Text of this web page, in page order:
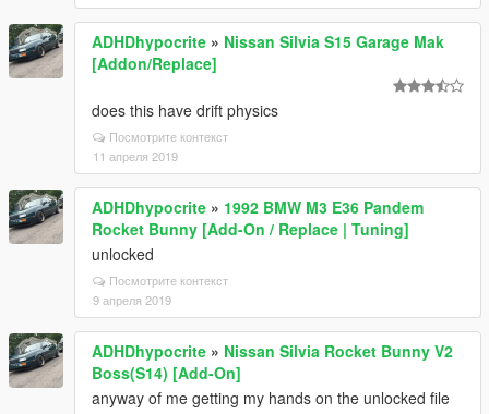
ADHDhypocrite » Nissan Silvia S15 Garage Mak
[Addon/Replace]
does this have drift physics
Посмотрите контекст
11 апреля 2019
ADHDhypocrite » 1992 BMW M3 E36 Pandem
Rocket Bunny [Add-On / Replace | Tuning]
unlocked
Посмотрите контекст
9 апреля 2019
ADHDhypocrite » Nissan Silvia Rocket Bunny V2
Boss(S14) [Add-On]
anyway of me getting my hands on the unlocked file